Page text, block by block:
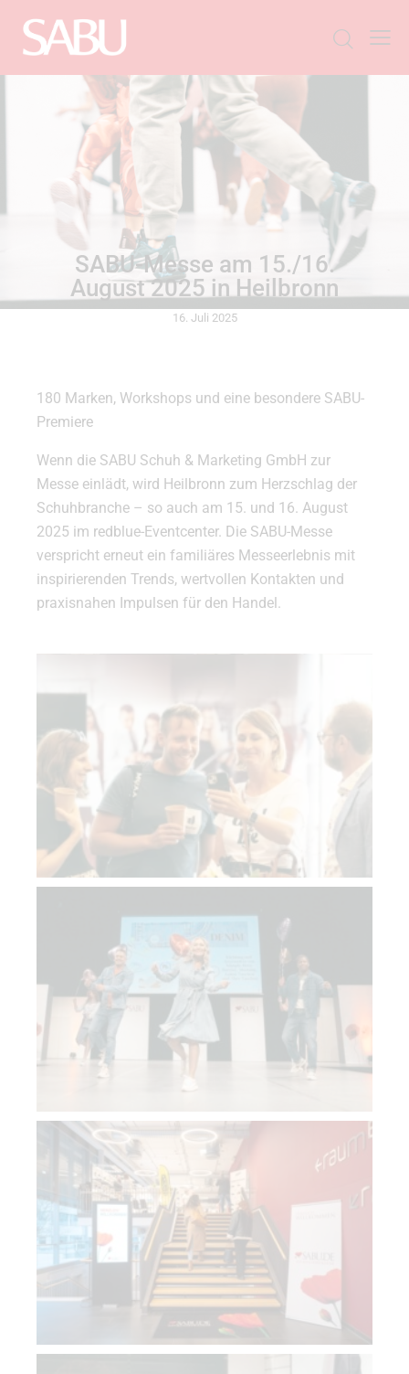
SABU-Messe am 15./16.
August 2025 in Heilbronn
16. Juli 2025
180 Marken, Workshops und eine besondere SABU-
Premiere
Wenn die SABU Schuh & Marketing GmbH zur
Messe einlädt, wird Heilbronn zum Herzschlag der
Schuhbranche – so auch am 15. und 16. August
2025 im redblue-Eventcenter. Die SABU-Messe
verspricht erneut ein familiäres Messeerlebnis mit
inspirierenden Trends, wertvollen Kontakten und
praxisnahen Impulsen für den Handel.